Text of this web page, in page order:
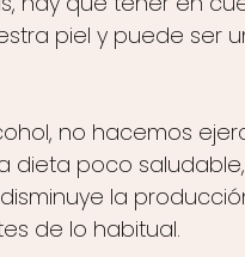
piel y puede ser
no hacemos
dieta poco
la
de lo habitual.